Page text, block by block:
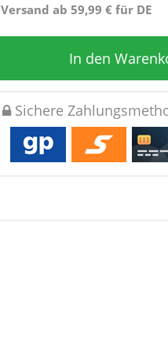
ab 59,99 € für DE
In den
Sichere